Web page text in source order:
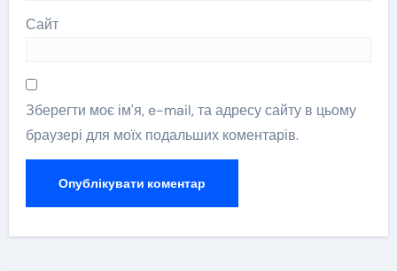
Сайт
Зберегти моє ім'я, e-mail, та адресу сайту в цьому
браузері для моїх подальших коментарів.